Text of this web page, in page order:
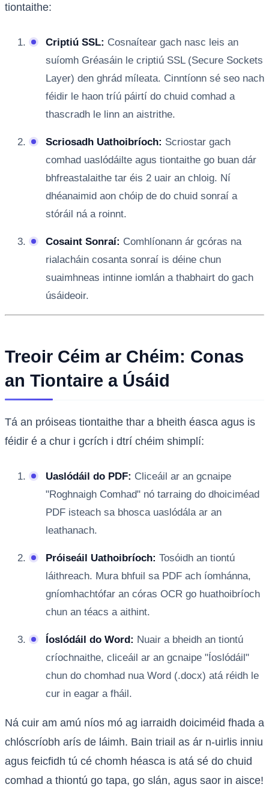
tiontaithe:
Criptiú SSL: Cosnaítear gach nasc leis an
suíomh Gréasáin le criptiú SSL (Secure Sockets
Layer) den ghrád míleata. Cinntíonn sé seo nach
féidir le haon tríú páirtí do chuid comhad a
thascradh le linn an aistrithe.
Scriosadh Uathoibríoch: Scriostar gach
comhad uaslódáilte agus tiontaithe go buan dár
bhfreastalaithe tar éis 2 uair an chloig. Ní
dhéanaimid aon chóip de do chuid sonraí a
stóráil ná a roinnt.
Cosaint Sonraí: Comhlíonann ár gcóras na
rialacháin cosanta sonraí is déine chun
suaimhneas intinne iomlán a thabhairt do gach
úsáideoir.
Treoir Céim ar Chéim: Conas
an Tiontaire a Úsáid
Tá an próiseas tiontaithe thar a bheith éasca agus is
féidir é a chur i gcrích i dtrí chéim shimplí:
Uaslódáil do PDF: Cliceáil ar an gcnaipe
"Roghnaigh Comhad" nó tarraing do dhoiciméad
PDF isteach sa bhosca uaslódála ar an
leathanach.
Próiseáil Uathoibríoch: Tosóidh an tiontú
láithreach. Mura bhfuil sa PDF ach íomhánna,
gníomhachtófar an córas OCR go huathoibríoch
chun an téacs a aithint.
Íoslódáil do Word: Nuair a bheidh an tiontú
críochnaithe, cliceáil ar an gcnaipe "Íoslódáil"
chun do chomhad nua Word (.docx) atá réidh le
cur in eagar a fháil.
Ná cuir am amú níos mó ag iarraidh doiciméid fhada a
chlóscríobh arís de láimh. Bain triail as ár n-uirlis inniu
agus feicfidh tú cé chomh héasca is atá sé do chuid
comhad a thiontú go tapa, go slán, agus saor in aisce!